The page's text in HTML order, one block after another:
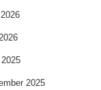
2025